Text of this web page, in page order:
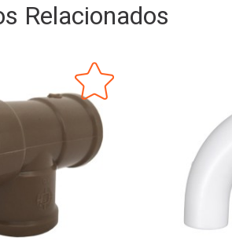
Relacionados